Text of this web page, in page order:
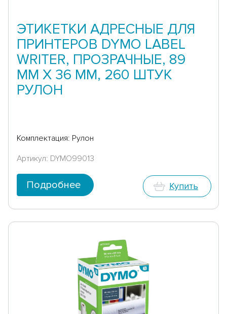
ЭТИКЕТКИ АДРЕСНЫЕ ДЛЯ
ПРИНТЕРОВ DYMO LABEL
WRITER, ПРОЗРАЧНЫЕ, 89
ММ Х 36 ММ, 260 ШТУК
РУЛОН
Комплектация: Рулон
Артикул: DYMO99013
Подробнее Купить